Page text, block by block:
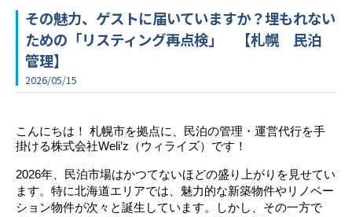
その魅力、ゲストに届いていますか？埋もれない
ための「リスティング再点検」 【札幌 民泊
管理】
2026/05/15
こんにちは！ 札幌市を拠点に、民泊の管理・運営代行を手
掛ける株式会社Weli’z（ウィライズ）です！
2026年、民泊市場はかつてないほどの盛り上がりを見せてい
ます。特に北海道エリアでは、魅力的な新築物件やリノベー
ション物件が次々と誕生しています。しかし、その一方で